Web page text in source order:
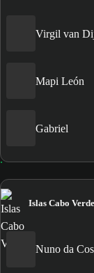
Virgil van
Mapi León
Gabriel
Islas Cabo Verde
Nuno da